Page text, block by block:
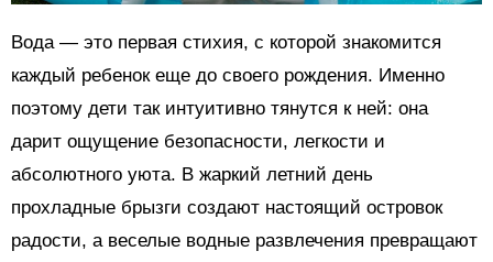
Вода — это первая стихия, с которой знакомится
каждый ребенок еще до своего рождения. Именно
поэтому дети так интуитивно тянутся к ней: она
дарит ощущение безопасности, легкости и
абсолютного уюта. В жаркий летний день
прохладные брызги создают настоящий островок
радости, а веселые водные развлечения превращают